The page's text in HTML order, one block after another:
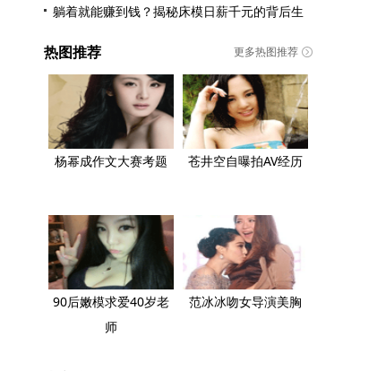
躺着就能赚到钱？揭秘床模日薪千元的背后生
更多热图推荐
热图推荐
杨幂成作文大赛考题 苍井空自曝拍AV经历
90后嫩模求爱40岁老
师
范冰冰吻女导演美胸